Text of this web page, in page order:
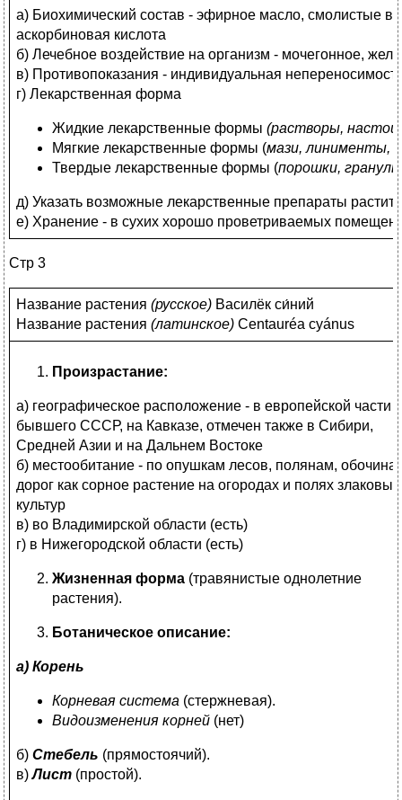
а) Биохимический состав - эфирное масло, смолистые
аскорбиновая кислота
б) Лечебное воздействие на организм - мочегонное,
в) Противопоказания - индивидуальная
г) Лекарственная форма
Жидкие лекарственные формы (растворы,
Мягкие лекарственные формы (мази, линименты,
Твердые лекарственные формы (порошки,
д) Указать возможные лекарственные препараты
е) Хранение - в сухих хорошо проветриваемых
Стр 3
Название растения (русское) Василёк си́ний
Название растения (латинское) Centauréa cyánus
Произрастание:
а) географическое расположение - в европейской части
бывшего СССР, на Кавказе, отмечен также в Сибири,
Средней Азии и на Дальнем Востоке
б) местообитание - по опушкам лесов, полянам,
дорог как сорное растение на огородах и полях злаковых
культур
в) во Владимирской области (есть)
г) в Нижегородской области (есть)
Жизненная форма (травянистые однолетние
растения).
Ботаническое описание:
а) Корень
Корневая система (стержневая).
Видоизменения корней (нет)
б) Стебель (прямостоячий).
в)Лист (простой).